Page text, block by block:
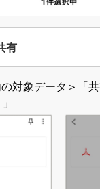
有
の対象データ＞「